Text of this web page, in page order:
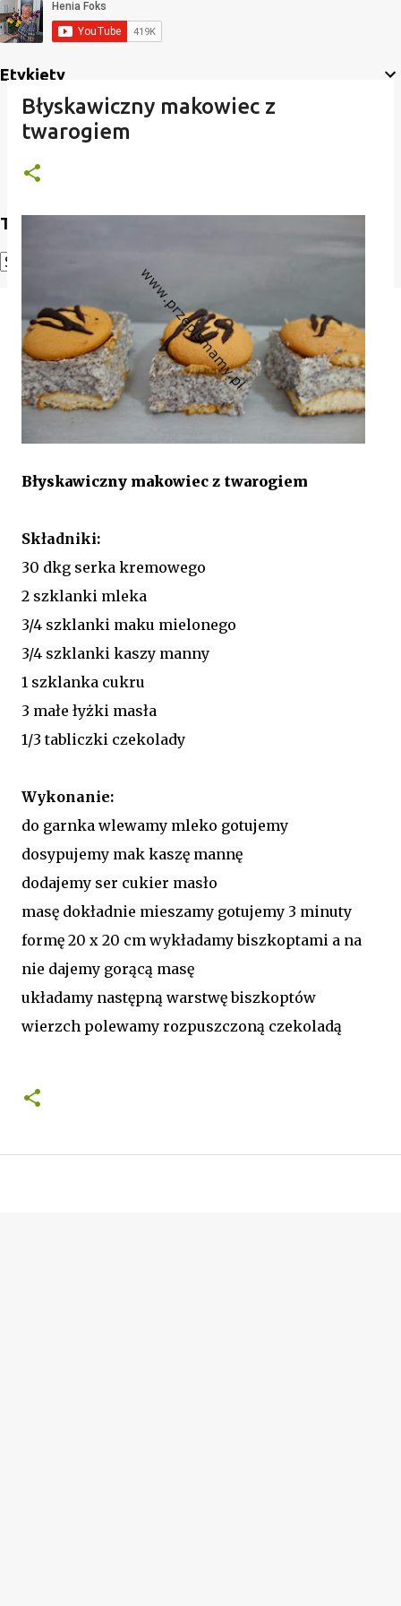
Etykiety
Translate
Translate
Błyskawiczny makowiec z
twarogiem
Błyskawiczny makowiec z twarogiem
Składniki:
30 dkg serka kremowego
2 szklanki mleka
3/4 szklanki maku mielonego
3/4 szklanki kaszy manny
1 szklanka cukru
3 małe łyżki masła
1/3 tabliczki czekolady
Wykonanie:
do garnka wlewamy mleko gotujemy
dosypujemy mak kaszę mannę
dodajemy ser cukier masło
masę dokładnie mieszamy gotujemy 3 minuty
formę 20 x 20 cm wykładamy biszkoptami a na
nie dajemy gorącą masę
układamy następną warstwę biszkoptów
wierzch polewamy rozpuszczoną czekoladą